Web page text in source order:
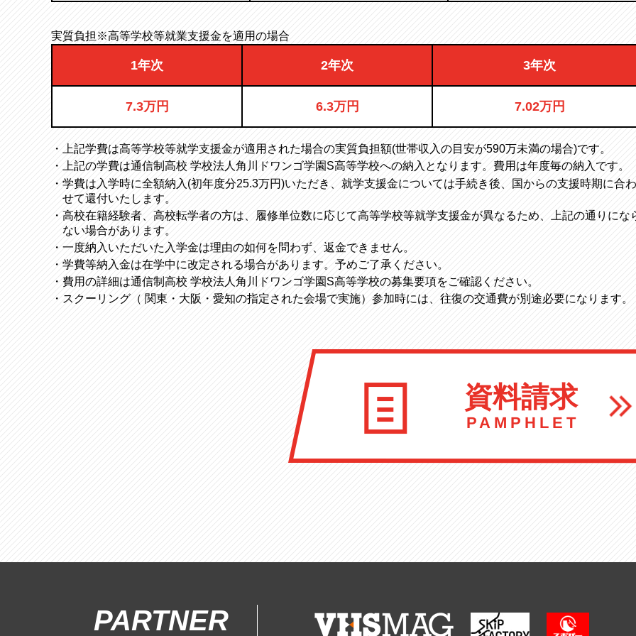
実質負担※高等学校等就業支援金を適用の場合
1年次 2年次 3年次
7.3万円 6.3万円 7.02万円
・上記学費は高等学校等就学支援金が適用された場合の実質負担額(世帯収入の目安が590万未満の場合)です。
・上記の学費は通信制高校 学校法人角川ドワンゴ学園S高等学校への納入となります。費用は年度毎の納入です。
・学費は入学時に全額納入(初年度分25.3万円)いただき、就学支援金については手続き後、国からの支援時期に合わ
せて還付いたします。
・高校在籍経験者、高校転学者の方は、履修単位数に応じて高等学校等就学支援金が異なるため、上記の通りにな
ない場合があります。
・一度納入いただいた入学金は理由の如何を問わず、返金できません。
・学費等納入金は在学中に改定される場合があります。予めご了承ください。
・費用の詳細は通信制高校 学校法人角川ドワンゴ学園S高等学校の募集要項をご確認ください。
・スクーリング（ 関東・大阪・愛知の指定された会場で実施）参加時には、往復の交通費が別途必要になります。
資料請求
PAMPHLET
PARTNER